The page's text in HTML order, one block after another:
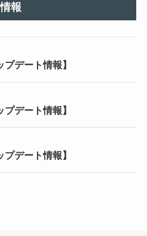
報
デート情報】
デート情報】
デート情報】